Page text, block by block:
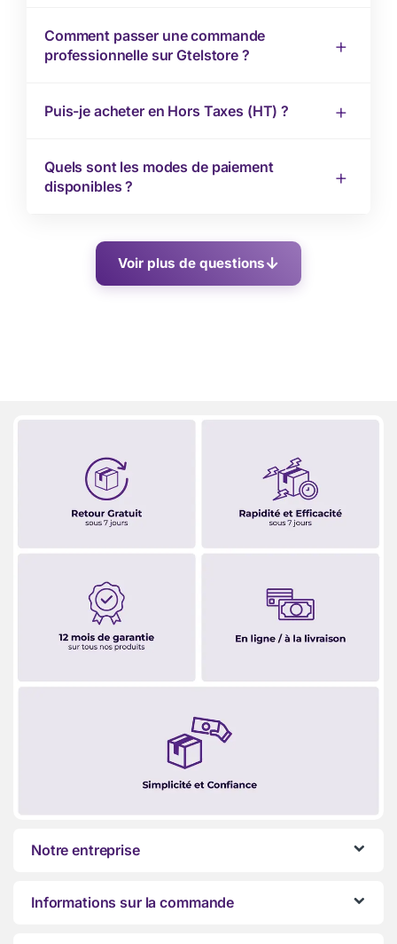
Comment passer une commande
professionnelle sur Gtelstore ?
Puis-je acheter en Hors Taxes (HT) ?
Quels sont les modes de paiement
disponibles ?
Voir plus de questions
Notre entreprise
Informations sur la commande